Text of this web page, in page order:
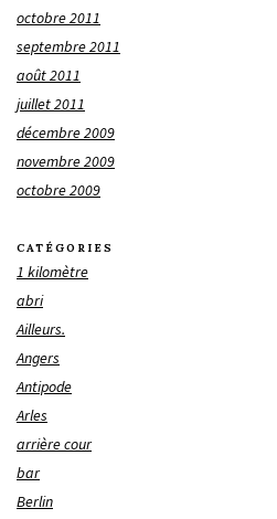
octobre 2011
septembre 2011
août 2011
juillet 2011
décembre 2009
novembre 2009
octobre 2009
CATÉGORIES
1 kilomètre
abri
Ailleurs.
Angers
Antipode
Arles
arrière cour
bar
Berlin